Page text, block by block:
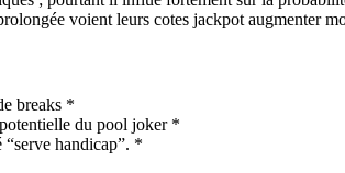
voient leurs cotes jackpot augmenter
breaks *
du pool joker *
handicap”. *